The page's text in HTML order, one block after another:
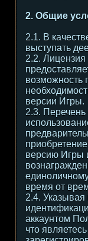
2. Общие
2.1. В
выступать
2.2.
возможность
версии Игры.
2.3.
версию Игры
время от
2.4.
аккаунтом
что